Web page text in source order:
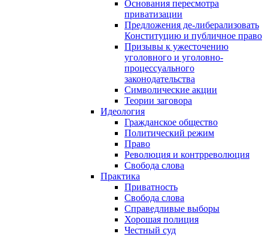
Основания пересмотра
приватизации
Предложения де-либерализовать
Конституцию и публичное право
Призывы к ужесточению
уголовного и уголовно-
процессуального
законодательства
Символические акции
Теории заговора
Идеология
Гражданское общество
Политический режим
Право
Революция и контрреволюция
Свобода слова
Практика
Приватность
Свобода слова
Справедливые выборы
Хорошая полиция
Честный суд